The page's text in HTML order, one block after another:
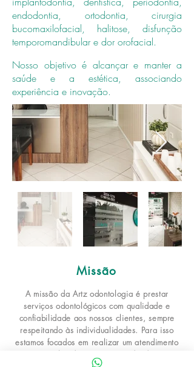
endodontia, ortodontia, cirurgia
bucomaxilofacial, halitose, disfunção
temporomandibular e dor orofacial.
Nosso objetivo é alcançar e manter a
saúde e a estética, associando
experiência e inovação.
Missão
A missão da Artz odontologia é prestar
serviços odontológicos com qualidade e
confiabilidade aos nossos clientes, sempre
respeitando às individualidades. Para isso
estamos focados em realizar um atendimento
personalizado e único, atendendo as